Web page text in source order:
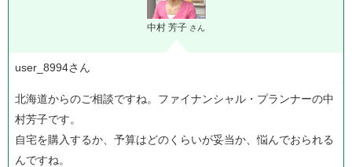
中村 芳子 さん
user_8994さん
北海道からのご相談ですね。ファイナンシャル・プランナーの中
村芳子です。
自宅を購入するか、予算はどのくらいが妥当か、悩んでおられる
んですね。